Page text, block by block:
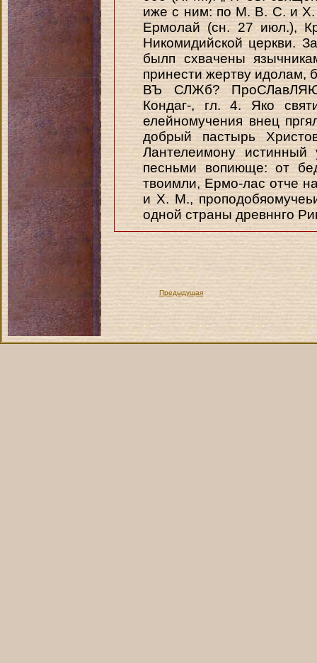
иже с ним: по М. В. С. и
Ермолай (сн. 27 июл.),
Никомидийской церкви.
былп схвачены
принести жертву идолам,
ВЪ СЛЖб?
Кондаг-, гл. 4. Яко
елейномучения внец
добрый пастырь
Лантелеимону истинный
песньми вопиюще: от
твоимли, Ермо-лас отче
и X. М.,
одной страны древннго
Предыдущая